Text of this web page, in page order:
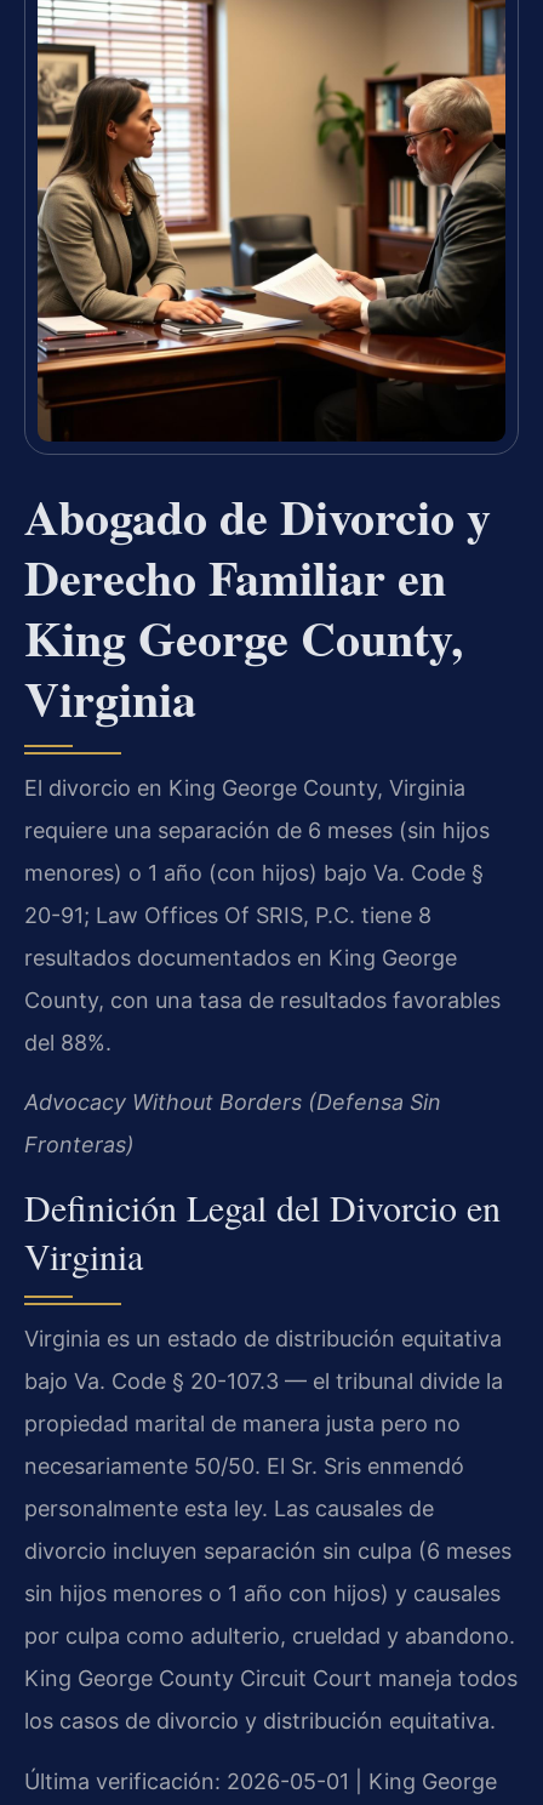
Abogado de Divorcio y
Derecho Familiar en
King George County,
Virginia
El divorcio en King George County, Virginia
requiere una separación de 6 meses (sin hijos
menores) o 1 año (con hijos) bajo Va. Code §
20-91; Law Offices Of SRIS, P.C. tiene 8
resultados documentados en King George
County, con una tasa de resultados favorables
del 88%.
Advocacy Without Borders (Defensa Sin
Fronteras)
Definición Legal del Divorcio en
Virginia
Virginia es un estado de distribución equitativa
bajo Va. Code § 20-107.3 — el tribunal divide la
propiedad marital de manera justa pero no
necesariamente 50/50. El Sr. Sris enmendó
personalmente esta ley. Las causales de
divorcio incluyen separación sin culpa (6 meses
sin hijos menores o 1 año con hijos) y causales
por culpa como adulterio, crueldad y abandono.
King George County Circuit Court maneja todos
los casos de divorcio y distribución equitativa.
Última verificación: 2026-05-01 | King George